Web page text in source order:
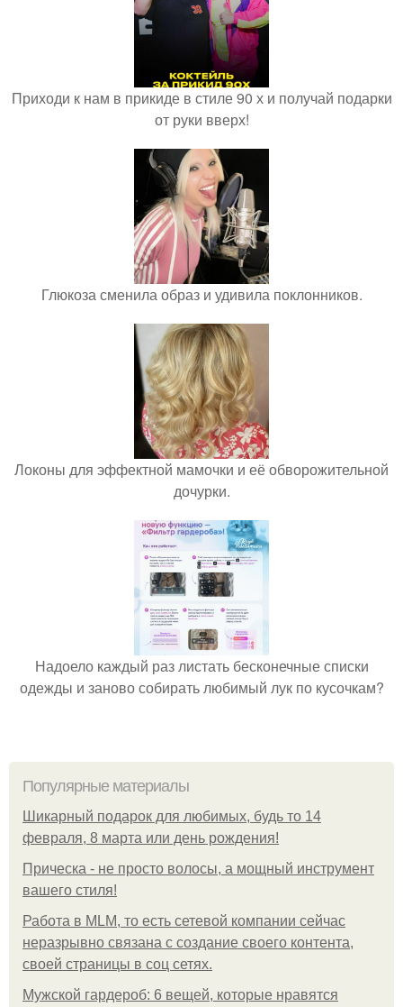
Приходи к нам в прикиде в стиле 90 х и получай подарки
от руки вверх!
Глюкоза сменила образ и удивила поклонников.
Локоны для эффектной мамочки и её обворожительной
дочурки.
Надоело каждый раз листать бесконечные списки
одежды и заново собирать любимый лук по кусочкам?
Популярные материалы
Шикарный подарок для любимых, будь то 14
февраля, 8 марта или день рождения!
Прическа - не просто волосы, а мощный инструмент
вашего стиля!
Работа в MLM, то есть сетевой компании сейчас
неразрывно связана с создание своего контента,
своей страницы в соц сетях.
Мужской гардероб: 6 вещей, которые нравятся